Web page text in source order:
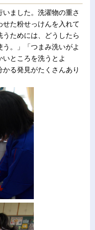
ました。洗濯物の重さ
た粉せっけんを入れて
ためには、どうしたら
。」「つまみ洗いがよ
ところを洗うとよ
る発見がたくさんあり